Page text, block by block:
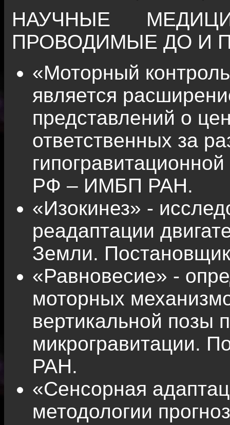
НАУЧНЫЕ
ПРОВОДИМЫЕ ДО И
«Моторный
является
представлений о
ответственных за
РФ – ИМБП РАН.
«Изокинез» -
реадаптации
Земли.
«Равновесие» -
моторных
вертикальной позы
микрогравитации.
РАН.
«Сенсорная
методологии